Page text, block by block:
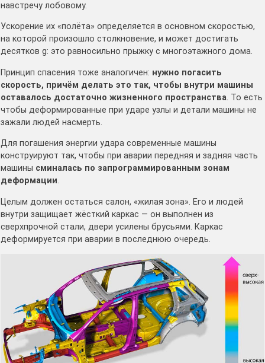
навстречу лобовому.
Ускорение их «полёта» определяется в основном скоростью,
на которой произошло столкновение, и может достигать
десятков g: это равносильно прыжку с многоэтажного дома.
Принцип спасения тоже аналогичен: нужно погасить
скорость, причём делать это так, чтобы внутри машины
оставалось достаточно жизненного пространства. То есть
чтобы деформированные при ударе узлы и детали машины не
зажали людей насмерть.
Для погашения энергии удара современные машины
конструируют так, чтобы при аварии передняя и задняя часть
машины сминалась по запрограммированным зонам
деформации.
Целым должен остаться салон, «жилая зона». Его и людей
внутри защищает жёсткий каркас — он выполнен из
сверхпрочной стали, двери усилены брусьями. Каркас
деформируется при аварии в последнюю очередь.